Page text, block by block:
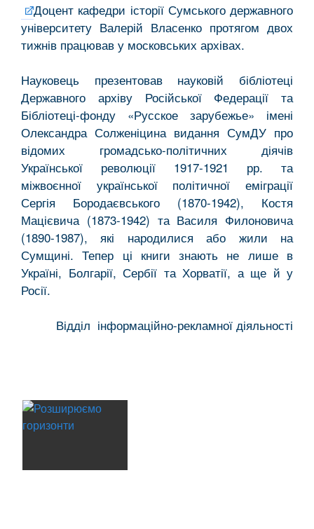
Доцент кафедри історії Сумського державного
університету Валерій Власенко протягом двох
тижнів працював у московських архівах.
Науковець презентовав науковій бібліотеці
Державного архіву Російської Федерації та
Бібліотеці-фонду «Русское зарубежье» імені
Олександра Солженіцина видання СумДУ про
відомих громадсько-політичних діячів
Української революції 1917-1921 рр. та
міжвоєнної української політичної еміграції
Сергія Бородаєвського (1870-1942), Костя
Мацієвича (1873-1942) та Василя Филоновича
(1890-1987), які народилися або жили на
Сумщині. Тепер ці книги знають не лише в
Україні, Болгарії, Сербії та Хорватії, а ще й у
Росії.
Відділ інформаційно-рекламної діяльності